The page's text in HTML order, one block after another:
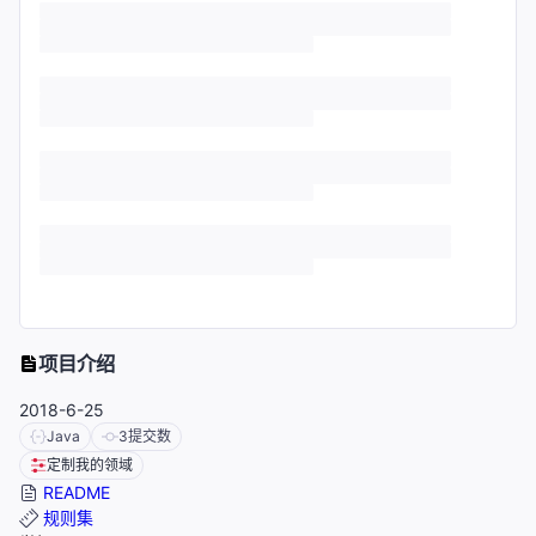
项目介绍
2018-6-25
Java 3提交数
定制我的领域
README
规则集